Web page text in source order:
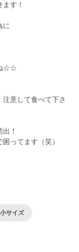
す！
に
☆☆
意して食べて下さ
！
ってます（笑）
サイズ